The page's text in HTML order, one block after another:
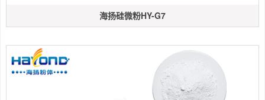
海扬硅微粉HY-G7